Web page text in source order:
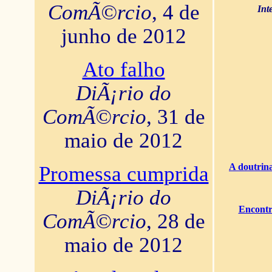
ComÃ©rcio, 4 de
junho de 2012
Ato falho
DiÃ¡rio do
ComÃ©rcio, 31 de
maio de 2012
Promessa cumprida
DiÃ¡rio do
ComÃ©rcio, 28 de
maio de 2012
A